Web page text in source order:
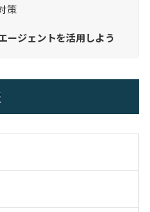
策
ージェントを活用しよう